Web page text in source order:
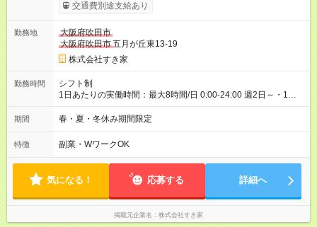
00）時給+150円 【試用期間】試用期間あり 試用期間の長さ：1
30日（※条件変更なし）ですが、切り上げで一ヶ月とさせてい
ただきます。 研修制度あり：15時間(研修中も同時給）
交通費別途支給あり
勤務地
大阪府吹田市
大阪府吹田市五月が丘東13-19
株式会社すき家
勤務時間
シフト制
1日あたりの実働時間：最大8時間/日 0:00-24:00 週2日～・1日
2h～OK ＜シフト例＞ 〇朝帯 5:00-9:00 〇昼帯 9:00-14:00 〇午
後帯 14:00-18:00 〇夜帯 18:00-22:00 〇深夜帯 22:00-翌5:00 基
ます♪
期間 春・夏・冬休み期間限定
特徴 副業・WワークOK
気になる！ 応募する 詳細へ
掲載元企業名 株式会社すき家